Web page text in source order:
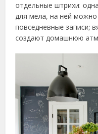
отдельные штрихи:
для мела, на ней
повседневные записи;
создают домашнюю